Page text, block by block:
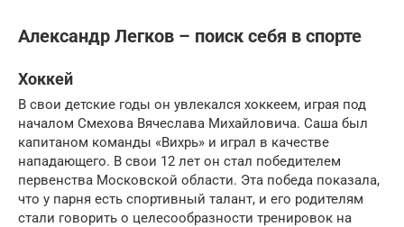
Александр Легков – поиск себя в спорте
Хоккей
В свои детские годы он увлекался хоккеем, играя под
началом Смехова Вячеслава Михайловича. Саша был
капитаном комaнды «Вихрь» и играл в качестве
нападающего. В свои 12 лет он стал победителем
первенства Московской области. Эта победа показала,
что у парня есть спортивный талант, и его родителям
стали говорить о целесообразности тренировок на